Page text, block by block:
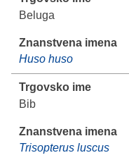
Beluga
Huso huso
Bib
Trisopterus luscus